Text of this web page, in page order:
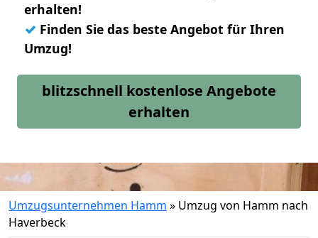
erhalten!
✓ Finden Sie das beste Angebot für Ihren
Umzug!
blitzschnell kostenlose Angebote
erhalten
Umzugsunternehmen Hamm » Umzug von Hamm nach
Haverbeck